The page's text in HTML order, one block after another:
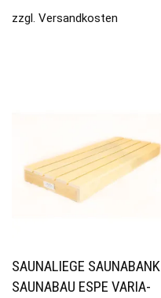
zzgl. Versandkosten
SAUNALIEGE SAUNABANK
SAUNABAU ESPE VARIA-